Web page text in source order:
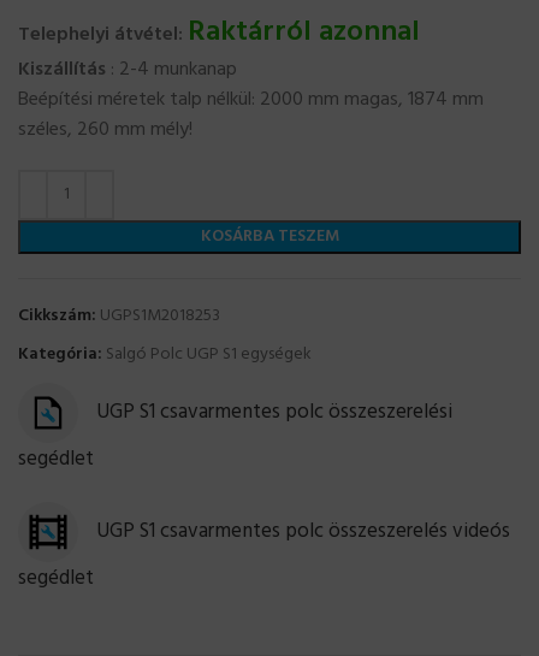
Telephelyi átvétel: Raktárról azonnal
Kiszállítás : 2-4 munkanap
Beépítési méretek talp nélkül: 2000 mm magas, 1874 mm
széles, 260 mm mély!
KOSÁRBA TESZEM
Cikkszám: UGPS1M2018253
Kategória: Salgó Polc UGP S1 egységek
UGP S1 csavarmentes polc összeszerelési
segédlet
UGP S1 csavarmentes polc összeszerelés videós
segédlet